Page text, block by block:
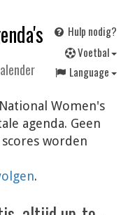
Hulp nodig?
Voetbal
Language
Women's
agenda. Geen
worden
.